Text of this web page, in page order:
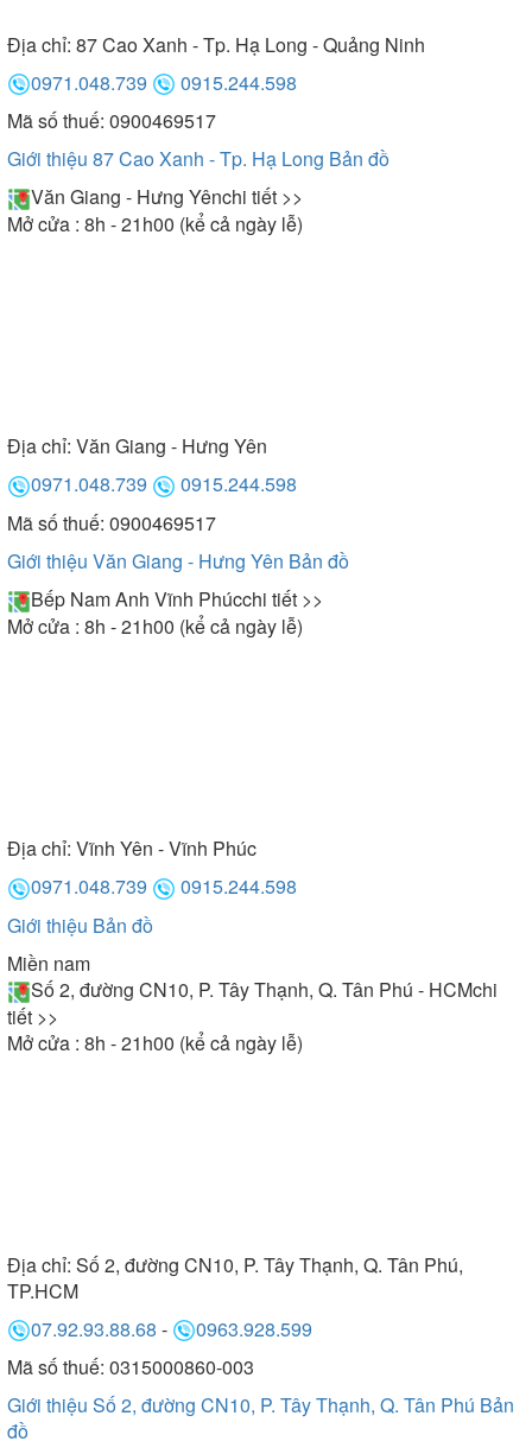
Địa chỉ: 87 Cao Xanh - Tp. Hạ Long - Quảng Ninh
0971.048.739
0915.244.598
Mã số thuế: 0900469517
Giới thiệu 87 Cao Xanh - Tp. Hạ Long Bản đồ
Văn Giang - Hưng Yênchi tiết >>
Mở cửa : 8h - 21h00 (kể cả ngày lễ)
Địa chỉ: Văn Giang - Hưng Yên
0971.048.739
0915.244.598
Mã số thuế: 0900469517
Giới thiệu Văn Giang - Hưng Yên Bản đồ
Bếp Nam Anh Vĩnh Phúcchi tiết >>
Mở cửa : 8h - 21h00 (kể cả ngày lễ)
Địa chỉ: Vĩnh Yên - Vĩnh Phúc
0971.048.739
0915.244.598
Giới thiệu Bản đồ
Miền nam
Số 2, đường CN10, P. Tây Thạnh, Q. Tân Phú - HCMchi
tiết >>
Mở cửa : 8h - 21h00 (kể cả ngày lễ)
Địa chỉ: Số 2, đường CN10, P. Tây Thạnh, Q. Tân Phú,
TP.HCM
07.92.93.88.68 -
0963.928.599
Mã số thuế: 0315000860-003
Giới thiệu Số 2, đường CN10, P. Tây Thạnh, Q. Tân Phú Bản
đồ